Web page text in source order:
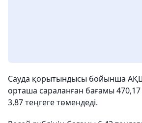
Сауда қорытындысы бойынша
орташа сараланған бағамы 470,17
3,87 теңгеге төмендеді.